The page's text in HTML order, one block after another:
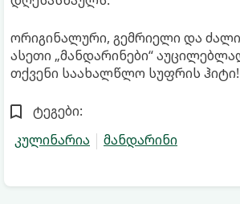
ორიგინალური, გემრიელი და
ასეთი „მანდარინები“
თქვენი საახალწლო სუფრის ჰიტი!
ტეგები:
კულინარია
მანდარინი